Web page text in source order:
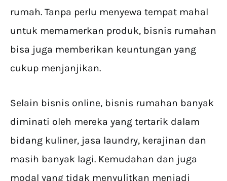
rumah. Tanpa perlu menyewa tempat mahal
untuk memamerkan produk, bisnis rumahan
bisa juga memberikan keuntungan yang
cukup menjanjikan.
Selain bisnis online, bisnis rumahan banyak
diminati oleh mereka yang tertarik dalam
bidang kuliner, jasa laundry, kerajinan dan
masih banyak lagi. Kemudahan dan juga
modal yang tidak menyulitkan menjadi